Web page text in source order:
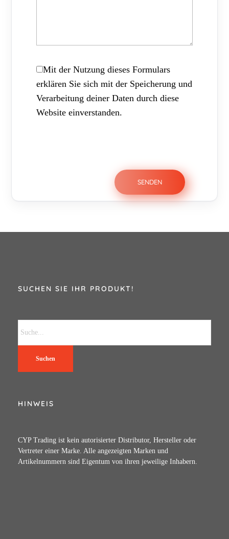
Mit der Nutzung dieses Formulars
erklären Sie sich mit der Speicherung und
Verarbeitung deiner Daten durch diese
Website einverstanden.
SUCHEN SIE IHR PRODUKT!
Suchen
HINWEIS
CYP Trading ist kein autorisierter Distributor, Hersteller oder
Vertreter einer Marke. Alle angezeigten Marken und
Artikelnummern sind Eigentum von ihren jeweilige Inhabern.